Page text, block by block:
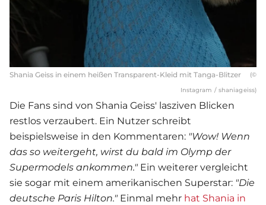
Shania Geiss in einem heißen Transparent-Kleid mit Tanga-Blitzer (©
Instagram / shaniageiss)
Die Fans sind von Shania Geiss' lasziven Blicken
restlos verzaubert. Ein Nutzer schreibt
beispielsweise in den Kommentaren: "Wow! Wenn
das so weitergeht, wirst du bald im Olymp der
Supermodels ankommen." Ein weiterer vergleicht
sie sogar mit einem amerikanischen Superstar: "Die
deutsche Paris Hilton." Einmal mehr hat Shania in